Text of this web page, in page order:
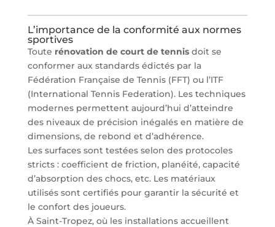
L’importance de la conformité aux normes
sportives
Toute rénovation de court de tennisdoit se
conformer aux standards édictés par la
Fédération Française de Tennis (FFT) ou l’ITF
(International Tennis Federation). Les techniques
modernes permettent aujourd’hui d’atteindre
des niveaux de précision inégalés en matière de
dimensions, de rebond et d’adhérence.
Les surfaces sont testées selon des protocoles
stricts : coefficient de friction, planéité, capacité
d’absorption des chocs, etc. Les matériaux
utilisés sont certifiés pour garantir la sécurité et
le confort des joueurs.
À Saint-Tropez, où les installations accueillent